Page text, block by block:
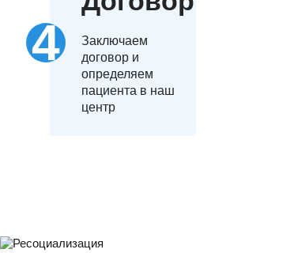
Заключаем
договор и
определяем
пациента в наш
центр